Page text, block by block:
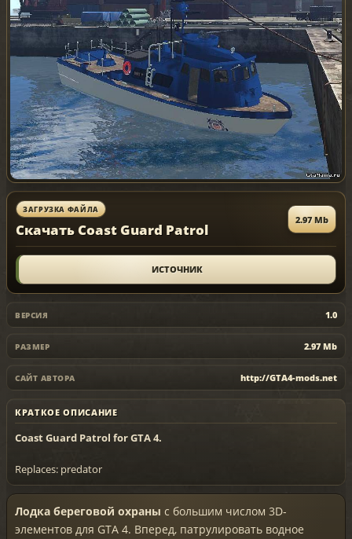
ЗАГРУЗКА ФАЙЛА
Скачать Coast Guard Patrol
2.97 Mb
ИСТОЧНИК
ВЕРСИЯ 1.0
РАЗМЕР 2.97 Mb
САЙТ АВТОРА http://GTA4-mods.net
КРАТКОЕ ОПИСАНИЕ
Coast Guard Patrol for GTA 4.
Replaces: predator
Лодка береговой охраны с большим числом 3D-
элементов для GTA 4. Вперед, патрулировать водное